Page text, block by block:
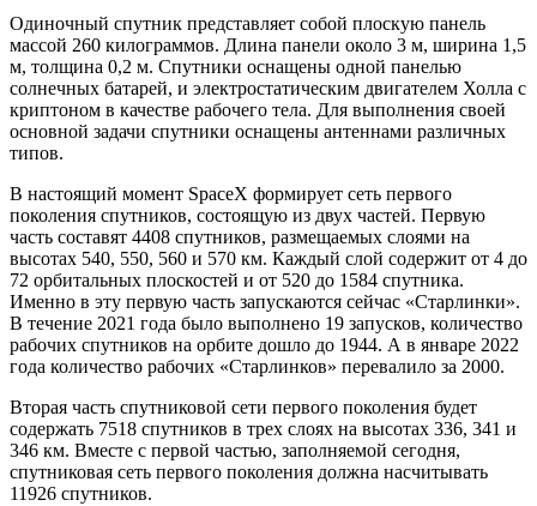
Одиночный спутник представляет собой плоскую панель
массой 260 килограммов. Длина панели около 3 м, ширина 1,5
м, толщина 0,2 м. Спутники оснащены одной панелью
солнечных батарей, и электростатическим двигателем Холла с
криптоном в качестве рабочего тела. Для выполнения своей
основной задачи спутники оснащены антеннами различных
типов.
В настоящий момент SpaceX формирует сеть первого
поколения спутников, состоящую из двух частей. Первую
часть составят 4408 спутников, размещаемых слоями на
высотах 540, 550, 560 и 570 км. Каждый слой содержит от 4 до
72 орбитальных плоскостей и от 520 до 1584 спутника.
Именно в эту первую часть запускаются сейчас «Старлинки».
В течение 2021 года было выполнено 19 запусков, количество
рабочих спутников на орбите дошло до 1944. А в январе 2022
года количество рабочих «Старлинков» перевалило за 2000.
Вторая часть спутниковой сети первого поколения будет
содержать 7518 спутников в трех слоях на высотах 336, 341 и
346 км. Вместе с первой частью, заполняемой сегодня,
спутниковая сеть первого поколения должна насчитывать
11926 спутников.